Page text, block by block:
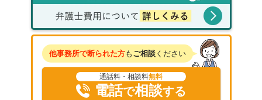
他事務所で断られた方も ご相談ください
通話料・相談料無料
電話で相談する